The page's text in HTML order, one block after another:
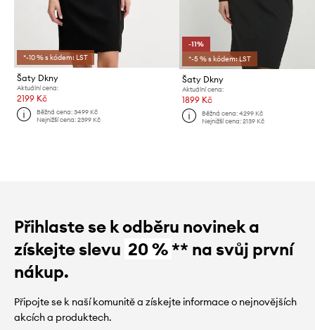
*-10 % s kódem: LST
Šaty Dkny
Aktuální cena:
2199 Kč
Běžná cena:3499 Kč
Nejnižší cena:2399 Kč
-11%
*-5 % s kódem: LST
Šaty Dkny
Aktuální cena:
1899 Kč
Běžná cena: 4299 Kč
Nejnižší cena: 2139 Kč
Přihlaste se k odběru novinek a
získejte slevu 20 %** na svůj první
nákup.
Připojte se k naší komunitě a získejte informace o nejnovějších
akcích a produktech.